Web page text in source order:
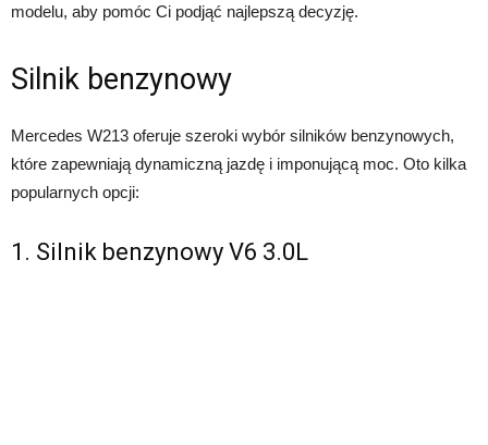
modelu, aby pomóc Ci podjąć najlepszą decyzję.
Silnik benzynowy
Mercedes W213 oferuje szeroki wybór silników benzynowych,
które zapewniają dynamiczną jazdę i imponującą moc. Oto kilka
popularnych opcji:
1. Silnik benzynowy V6 3.0L